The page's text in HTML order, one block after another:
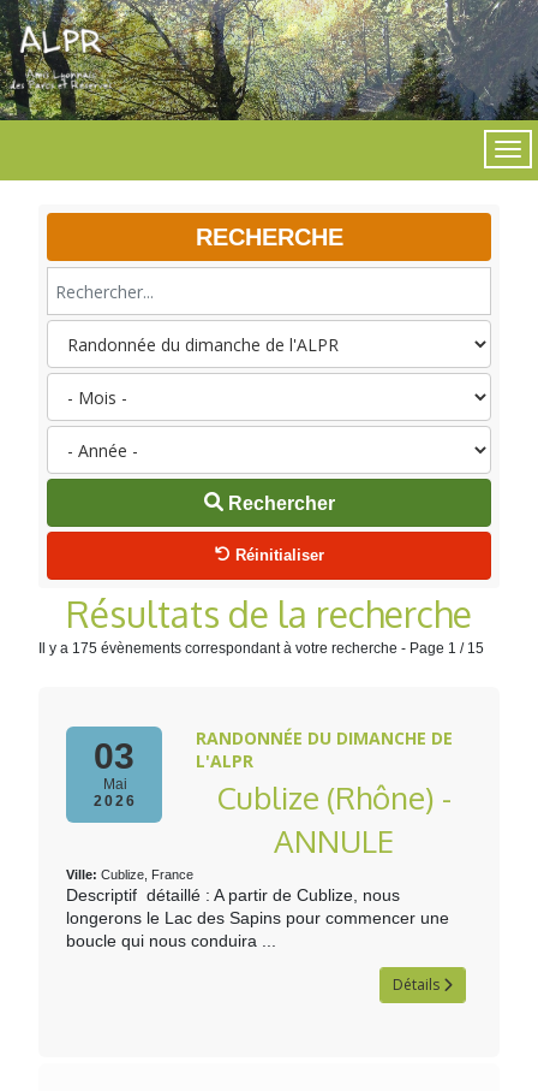
RECHERCHE
Rechercher
Réinitialiser
Résultats de la recherche
Il y a 175 évènements correspondant à votre recherche - Page 1 / 15
03
Mai
2026
RANDONNÉE DU DIMANCHE DE
L'ALPR
Cublize (Rhône) -
ANNULE
Ville: Cublize, France
Descriptif détaillé : A partir de Cublize, nous
longerons le Lac des Sapins pour commencer une
boucle qui nous conduira ...
Détails